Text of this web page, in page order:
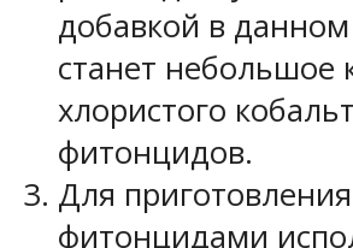
добавкой в данном
станет небольшое
хлористого
фитонцидов.
Для
фитонцидами